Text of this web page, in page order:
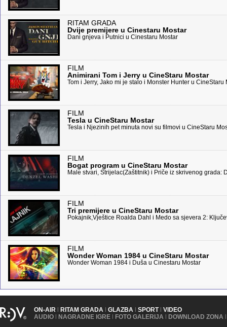
RITAM GRADA
Dvije premijere u Cinestaru Mostar
Dani gnjeva i Putnici u Cinestaru Mostar
FILM
Animirani Tom i Jerry u CineStaru Mostar
Tom i Jerry, Jako mi je stalo i Monster Hunter u CineStaru
FILM
Tesla u CineStaru Mostar
Tesla i Njezinih pet minuta novi su filmovi u CineStaru
FILM
Bogat program u CineStaru Mostar
Male stvari, Strijelac(Zaštitnik) i Priče iz skrivenog grada:
FILM
Tri premijere u CineStaru Mostar
Pokajnik,Vještice Roalda Dahl i Medo sa sjevera 2:
FILM
Wonder Woman 1984 u CineStaru Mostar
Wonder Woman 1984 i Duša u Cinestaru Mostar
ON-AIR | RITAM GRADA | GLAZBA | SPORT | VIDEO
AUDIO | NAGRADNE IGRE | FOTO GALERIJA | DOWNLOAD ZONA |